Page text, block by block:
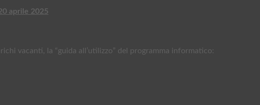
aprile 2025
vacanti, la “guida all’utilizzo” del programma informatico: